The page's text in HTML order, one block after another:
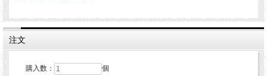
注文
購入数： 個